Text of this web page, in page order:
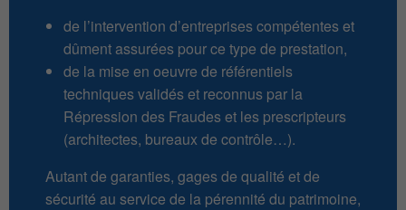
de l’intervention d’entreprises compétentes et
dûment assurées pour ce type de prestation,
de la mise en oeuvre de référentiels
techniques validés et reconnus par la
Répression des Fraudes et les prescripteurs
(architectes, bureaux de contrôle…).
Autant de garanties, gages de qualité et de
sécurité au service de la pérennité du patrimoine,